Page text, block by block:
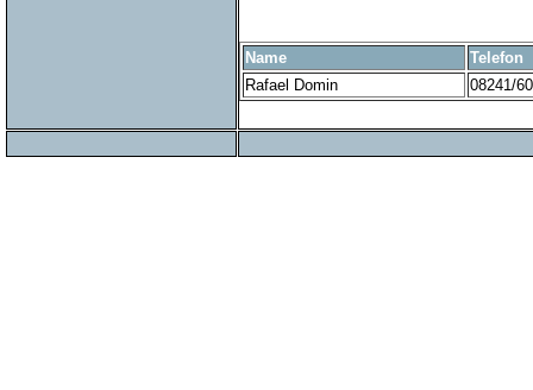
Name
Telefon
Rafael Domin
08241/